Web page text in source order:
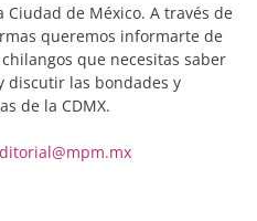
de México. A través de
queremos informarte de
que necesitas saber
las bondades y
de la CDMX.